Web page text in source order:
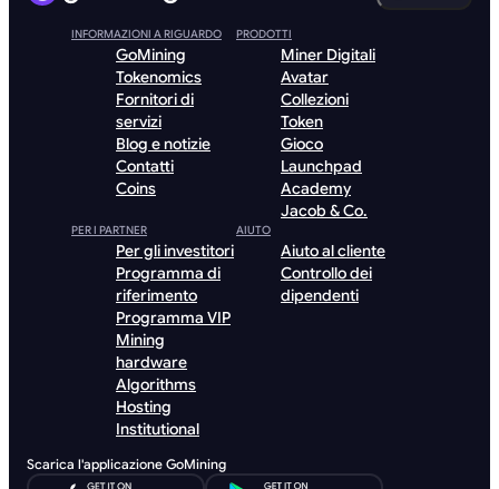
INFORMAZIONI A RIGUARDO
GoMining
Tokenomics
Fornitori di
servizi
Blog e notizie
Contatti
Coins
PRODOTTI
Miner Digitali
Avatar
Collezioni
Token
Gioco
Launchpad
Academy
Jacob & Co.
PER I PARTNER
Per gli investitori
Programma di
riferimento
Programma VIP
Mining
hardware
Algorithms
Hosting
Institutional
AIUTO
Aiuto al cliente
Controllo dei
dipendenti
Scarica l'applicazione GoMining